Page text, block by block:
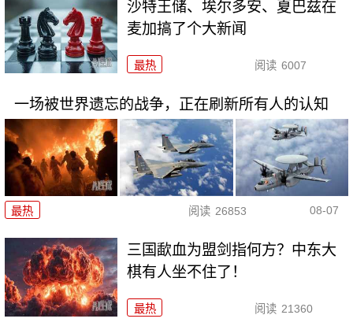
沙特王储、埃尔多安、夏巴兹在
麦加搞了个大新闻
最热 阅读 6007
一场被世界遗忘的战争，正在刷新所有人的认知
最热 阅读 26853 08-07
三国歃血为盟剑指何方？中东大
棋有人坐不住了！
最热 阅读 21360